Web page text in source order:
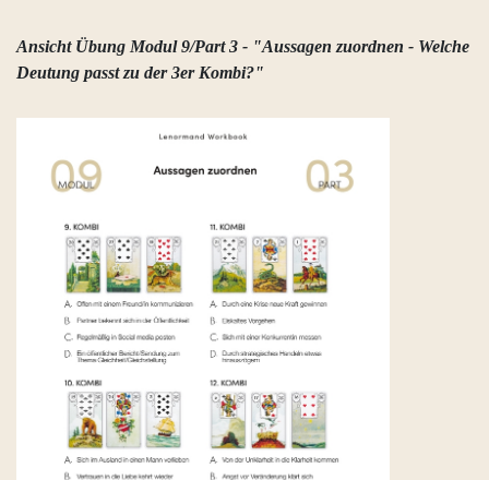
Ansicht Übung Modul 9/Part 3 - "Aussagen zuordnen - Welche
Deutung passt zu der 3er Kombi?"